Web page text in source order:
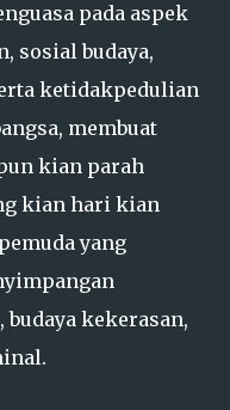
pada aspek
sosial budaya,
ketidakpedulian
membuat
kian parah
kian hari kian
yang
kekerasan,